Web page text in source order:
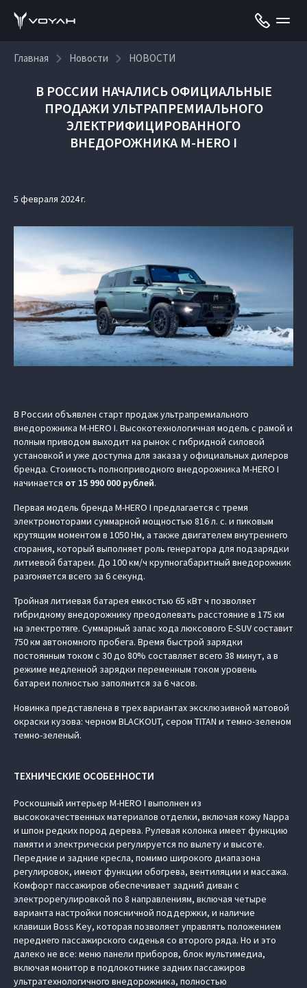
Главная Новости НОВОСТИ
В РОССИИ НАЧАЛИСЬ ОФИЦИАЛЬНЫЕ
ПРОДАЖИ УЛЬТРАПРЕМИАЛЬНОГО
ЭЛЕКТРИФИЦИРОВАННОГО
ВНЕДОРОЖНИКА M-HERO I
5 февраля 2024 г.
В России объявлен старт продаж ультрапремиального
внедорожника M-HERO I. Высокотехнологичная модель с рамой и
полным приводом выходит на рынок с гибридной силовой
установкой и уже доступна для заказа у официальных дилеров
бренда. Стоимость полноприводного внедорожника M‑HERO I
начинается от 15 990 000 рублей.
Первая модель бренда M‑HERO I предлагается с тремя
электромоторами суммарной мощностью 816 л. с. и пиковым
крутящим моментом в 1050 Нм, а также двигателем внутреннего
сгорания, который выполняет роль генератора для подзарядки
литиевой батареи. До 100 км/ч крупногабаритный внедорожник
разгоняется всего за 6 секунд.
Тройная литиевая батарея емкостью 65 кВт ч позволяет
гибридному внедорожнику преодолевать расстояние в 175 км
на электротяге. Суммарный запас хода люксового E-SUV составит
750 км автономного пробега. Время быстрой зарядки
постоянным током с 30 до 80% составляет всего 38 минут, а в
режиме медленной зарядки переменным током уровень
батареи полностью заполнится за 6 часов.
Новинка представлена в трех вариантах эксклюзивной матовой
окраски кузова: черном BLACKOUT, сером TITAN и темно-зеленом
темно-зеленый.
ТЕХНИЧЕСКИЕ ОСОБЕННОСТИ
Роскошный интерьер M‑HERO I выполнен из
высококачественных материалов отделки, включая кожу Nappa
и шпон редких пород дерева. Рулевая колонка имеет функцию
памяти и электрически регулируется по вылету и высоте.
Передние и задние кресла, помимо широкого диапазона
регулировок, имеют функции обогрева, вентиляции и массажа.
Комфорт пассажиров обеспечивает задний диван с
электрорегулировкой по 8 направлениям, включая четыре
варианта настройки поясничной поддержки, и наличие
клавиши Boss Key, которая позволяет управлять положением
переднего пассажирского сиденья со второго ряда. Но и это
далеко не все: меню панели приборов, блок мультимедиа,
включая монитор в подлокотнике задних пассажиров
ультратехнологичного внедорожника, полностью